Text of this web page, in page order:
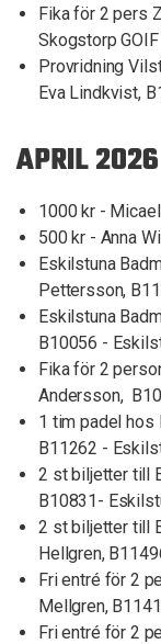
Fika för 2 pers
Skogstorp GOIF
Provridning
Eva Lindkvist,
APRIL 2026
1000 kr -
500 kr - Anna
Eskilstuna
Pettersson,
Eskilstuna
B10056 -
Fika för 2
Andersson,
1 tim padel hos
B11262 -
2 st biljetter till
B10831-
2 st biljetter till
Hellgren,
Fri entré för 2
Mellgren,
Fri entré för 2